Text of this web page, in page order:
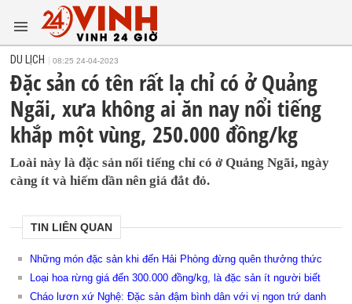
DU LỊCH 08:25 24-04-2023
Đặc sản có tên rất lạ chỉ có ở Quảng
Ngãi, xưa không ai ăn nay nổi tiếng
khắp một vùng, 250.000 đồng/kg
Loài này là đặc sản nổi tiếng chỉ có ở Quảng Ngãi, ngày
càng ít và hiếm dần nên giá đắt đỏ.
TIN LIÊN QUAN
Những món đặc sản khi đến Hải Phòng đừng quên thưởng thức
Loại hoa rừng giá đến 300.000 đồng/kg, là đặc sản ít người biết
Cháo lươn xứ Nghệ: Đặc sản đậm bình dân với vị ngon trứ danh